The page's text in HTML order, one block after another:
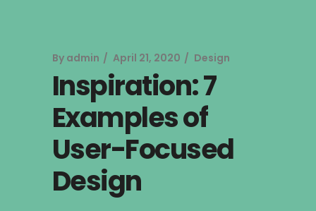
By admin April 21, 2020 Design
Inspiration: 7
Examples of
User-Focused
Design